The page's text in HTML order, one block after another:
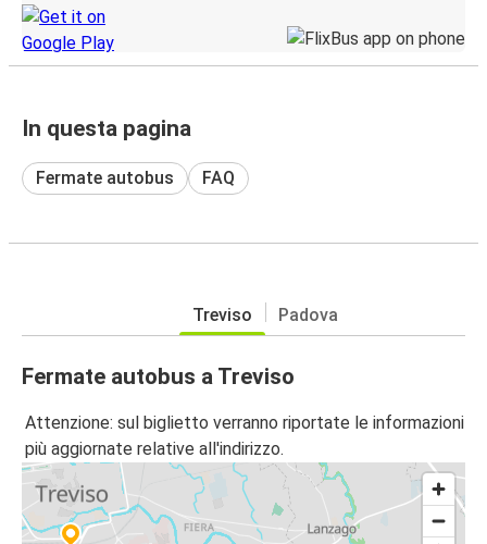
In questa pagina
Fermate autobus FAQ
Treviso Padova
Fermate autobus a Treviso
Attenzione: sul biglietto verranno riportate le informazioni
più aggiornate relative all'indirizzo.